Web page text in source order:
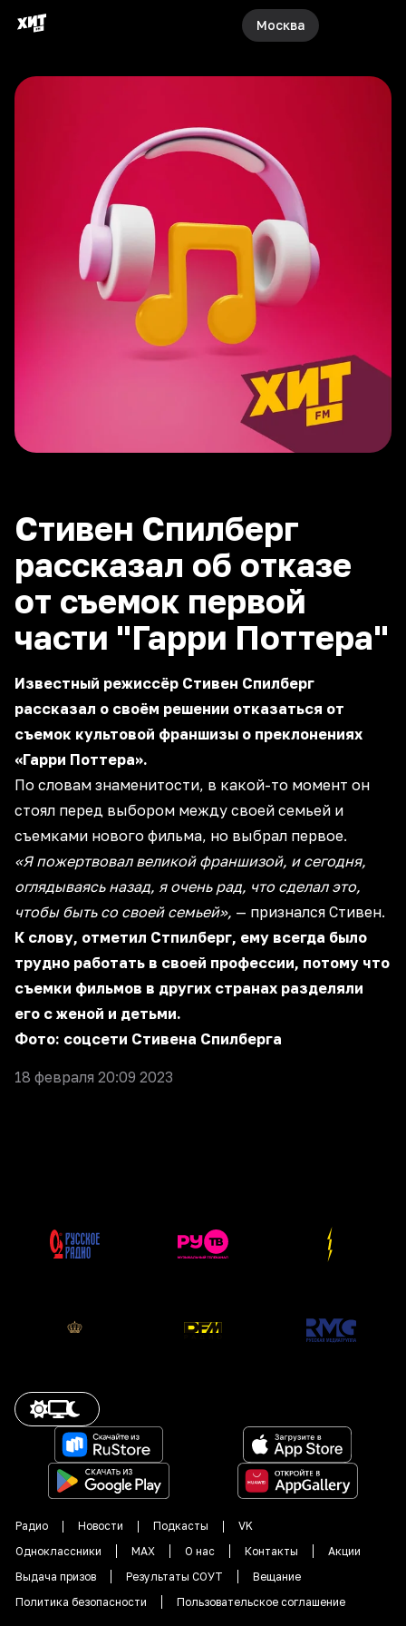
Москва
Стивен Спилберг
рассказал об отказе
от съемок первой
части "Гарри Поттера"
Известный режиссёр Стивен Спилберг
рассказал о своём решении отказаться от
съемок культовой франшизы о преклонениях
«Гарри Поттера».
По словам знаменитости, в какой-то момент он
стоял перед выбором между своей семьей и
съемками нового фильма, но выбрал первое.
«Я пожертвовал великой франшизой, и сегодня,
оглядываясь назад, я очень рад, что сделал это,
чтобы быть со своей семьей», — признался Стивен.
К слову, отметил Стпилберг, ему всегда было
трудно работать в своей профессии, потому что
съемки фильмов в других странах разделяли
его с женой и детьми.
Фото: соцсети Стивена Спилберга
18 февраля 20:09 2023
Радио Новости Подкасты
VK
Одноклассники
MAX О нас Контакты
Акции
Выдача призов
Результаты СОУТ
Вещание
Политика безопасности
Пользовательское соглашение